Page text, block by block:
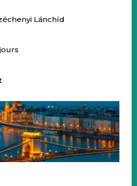
Lánchíd